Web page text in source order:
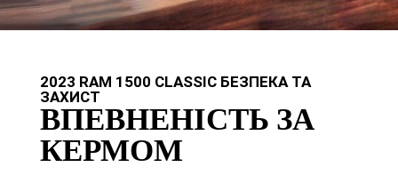
2023 RAM 1500 CLASSIC БЕЗПЕКА ТА
ЗАХИСТ
ВПЕВНЕНІСТЬ ЗА
КЕРМОМ